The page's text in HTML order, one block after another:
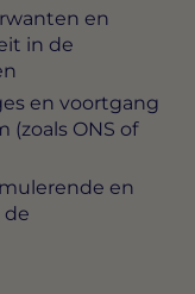
en
in de
en voortgang
ONS of
en
de